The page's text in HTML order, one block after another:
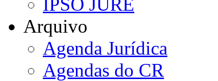
Arquivo
Agenda Jurídica
Agendas do CR